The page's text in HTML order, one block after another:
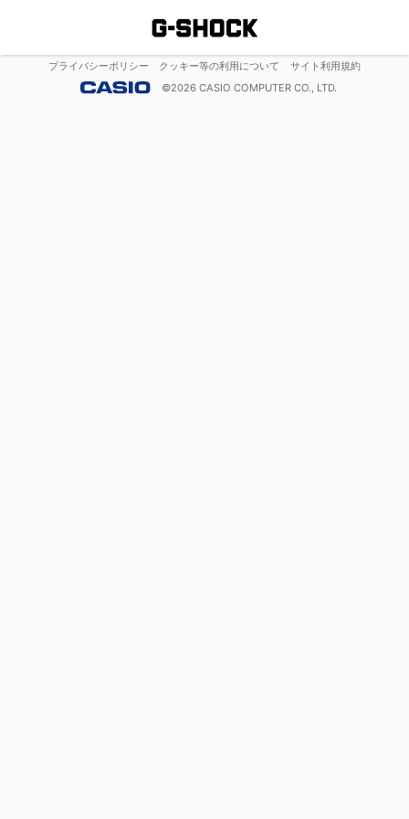
プライバシーポリシー クッキー等の利用について
サイト利用規約
©2026 CASIO COMPUTER CO., LTD.